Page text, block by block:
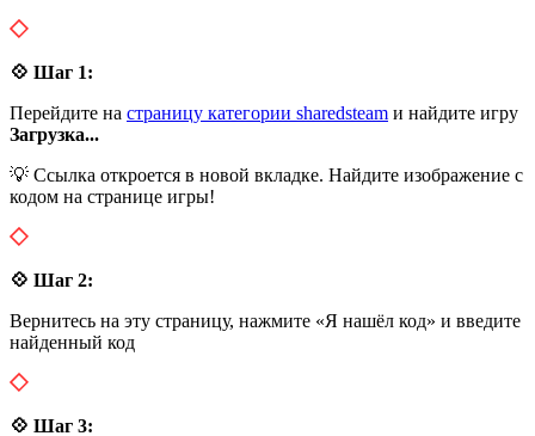
💠 Шаг 1:
Перейдите на страницу категории sharedsteam и найдите игру
Загрузка...
💡 Ссылка откроется в новой вкладке. Найдите изображение с
кодом на странице игры!
💠 Шаг 2:
Вернитесь на эту страницу, нажмите «Я нашёл код» и введите
найденный код
💠 Шаг 3: